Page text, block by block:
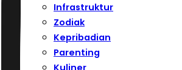
Infrastruktur
Zodiak
Kepribadian
Parenting
Kuliner